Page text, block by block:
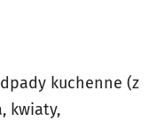
kuchenne (z
kwiaty,